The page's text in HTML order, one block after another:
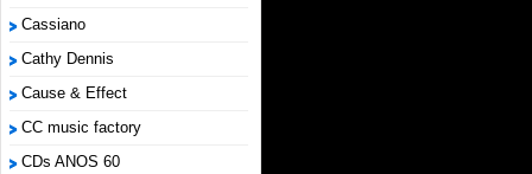
Cassiano
Cathy Dennis
Cause & Effect
CC music factory
CDs ANOS 60